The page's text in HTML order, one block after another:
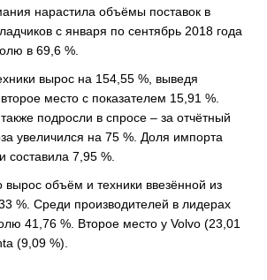
нарастила объёмы поставок в
с января по сентябрь 2018 года
в 69,6 %.
вырос на 154,55 %, выведя
место с показателем 15,91 %.
подросли в спросе – за отчётный
увеличился на 75 %. Доля импорта
составила 7,95 %.
вырос объём и техники ввезённой из
%. Среди производителей в лидерах
41,76 %. Второе место у Volvo (23,01
(9,09 %).